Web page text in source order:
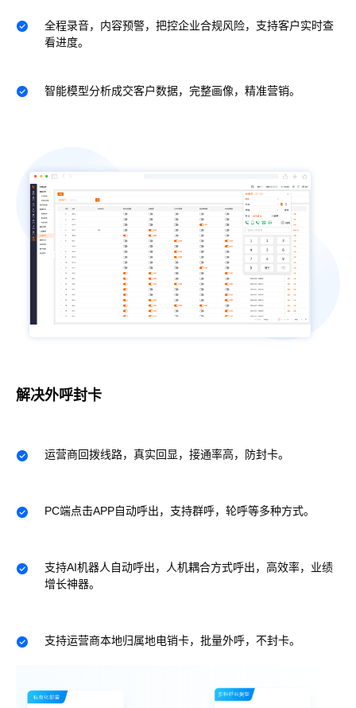
全程录音，内容预警，把控企业合规风险，支持客户实时查
看进度。
智能模型分析成交客户数据，完整画像，精准营销。
解决外呼封卡
运营商回拨线路，真实回显，接通率高，防封卡。
PC端点击APP自动呼出，支持群呼，轮呼等多种方式。
支持AI机器人自动呼出，人机耦合方式呼出，高效率，业绩
增长神器。
支持运营商本地归属地电销卡，批量外呼，不封卡。